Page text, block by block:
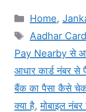
Categories
Home,
Tags
Aadhar
Pay Nearby से
आधार कार्ड नंबर
बैंक का पैसा कैसे
क्या है,मोबाइल